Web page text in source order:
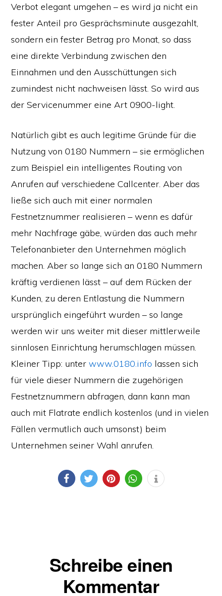
Verbot elegant umgehen – es wird ja nicht ein
fester Anteil pro Gesprächsminute ausgezahlt,
sondern ein fester Betrag pro Monat, so dass
eine direkte Verbindung zwischen den
Einnahmen und den Ausschüttungen sich
zumindest nicht nachweisen lässt. So wird aus
der Servicenummer eine Art 0900-light.
Natürlich gibt es auch legitime Gründe für die
Nutzung von 0180 Nummern – sie ermöglichen
zum Beispiel ein intelligentes Routing von
Anrufen auf verschiedene Callcenter. Aber das
ließe sich auch mit einer normalen
Festnetznummer realisieren – wenn es dafür
mehr Nachfrage gäbe, würden das auch mehr
Telefonanbieter den Unternehmen möglich
machen. Aber so lange sich an 0180 Nummern
kräftig verdienen lässt – auf dem Rücken der
Kunden, zu deren Entlastung die Nummern
ursprünglich eingeführt wurden – so lange
werden wir uns weiter mit dieser mittlerweile
sinnlosen Einrichtung herumschlagen müssen.
Kleiner Tipp: unterwww.0180.info lassen sich
für viele dieser Nummern die zugehörigen
Festnetznummern abfragen, dann kann man
auch mit Flatrate endlich kostenlos (und in vielen
Fällen vermutlich auch umsonst) beim
Unternehmen seiner Wahl anrufen.
Leser-
Interaktionen
Schreibe einen
Kommentar